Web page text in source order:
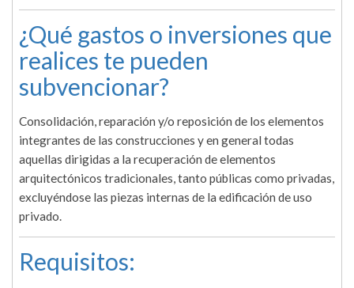
¿Qué gastos o inversiones que
realices te pueden
subvencionar?
Consolidación, reparación y/o reposición de los elementos
integrantes de las construcciones y en general todas
aquellas dirigidas a la recuperación de elementos
arquitectónicos tradicionales, tanto públicas como privadas,
excluyéndose las piezas internas de la edificación de uso
privado.
Requisitos: